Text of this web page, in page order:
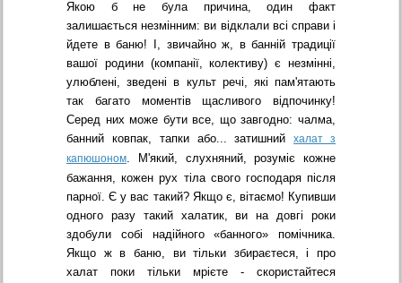
Якою б не була причина, один факт
залишається незмінним: ви відклали всі справи і
йдете в баню! І, звичайно ж, в банній традиції
вашої родини (компанії, колективу) є незмінні,
улюблені, зведені в культ речі, які пам'ятають
так багато моментів щасливого відпочинку!
Серед них може бути все, що завгодно: чалма,
банний ковпак, тапки або... затишнийхалат з
капюшоном. М'який, слухняний, розуміє кожне
бажання, кожен рух тіла свого господаря після
парної. Є у вас такий? Якщо є, вітаємо! Купивши
одного разу такий халатик, ви на довгі роки
здобули собі надійного «банного» помічника.
Якщо ж в баню, ви тільки збираєтеся, і про
халат поки тільки мрієте - скористайтеся